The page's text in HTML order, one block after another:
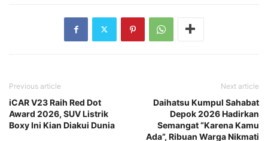
Previous article
iCAR V23 Raih Red Dot
Award 2026, SUV Listrik
Boxy Ini Kian Diakui Dunia
Next article
Daihatsu Kumpul Sahabat
Depok 2026 Hadirkan
Semangat “Karena Kamu
Ada”, Ribuan Warga Nikmati